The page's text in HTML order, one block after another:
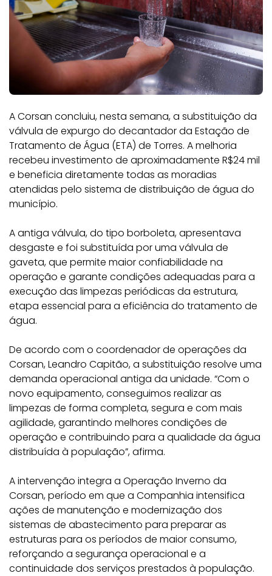
A Corsan concluiu, nesta semana, a substituição da
válvula de expurgo do decantador da Estação de
Tratamento de Água (ETA) de Torres. A melhoria
recebeu investimento de aproximadamente R$24 mil
e beneficia diretamente todas as moradias
atendidas pelo sistema de distribuição de água do
município.
A antiga válvula, do tipo borboleta, apresentava
desgaste e foi substituída por uma válvula de
gaveta, que permite maior confiabilidade na
operação e garante condições adequadas para a
execução das limpezas periódicas da estrutura,
etapa essencial para a eficiência do tratamento de
água.
De acordo com o coordenador de operações da
Corsan, Leandro Capitão, a substituição resolve uma
demanda operacional antiga da unidade. “Com o
novo equipamento, conseguimos realizar as
limpezas de forma completa, segura e com mais
agilidade, garantindo melhores condições de
operação e contribuindo para a qualidade da água
distribuída à população”, afirma.
A intervenção integra a Operação Inverno da
Corsan, período em que a Companhia intensifica
ações de manutenção e modernização dos
sistemas de abastecimento para preparar as
estruturas para os períodos de maior consumo,
reforçando a segurança operacional e a
continuidade dos serviços prestados à população.